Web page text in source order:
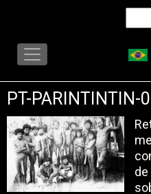
conteúdo
LISA
MENU
PT-PARINTINTIN-